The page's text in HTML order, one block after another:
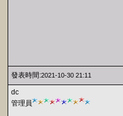
發表時間:2021-10-30 21:11
dc
管理員